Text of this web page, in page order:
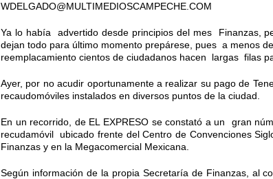
WDELGADO@MULTIMEDIOSCAMPECHE.COM
Ya lo había advertido desde principios del mes Finanzas,
dejan todo para último momento prepárese, pues a menos
reemplacamiento cientos de ciudadanos hacen largas filas
Ayer, por no acudir oportunamente a realizar su pago de
recaudomóviles instalados en diversos puntos de la ciudad.
En un recorrido, de EL EXPRESO se constató a un gran
recudamóvil ubicado frente del Centro de Convenciones
Finanzas y en la Megacomercial Mexicana.
Según información de la propia Secretaría de Finanzas, al